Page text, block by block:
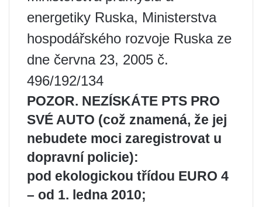
energetiky Ruska, Ministerstva
hospodářského rozvoje Ruska ze
dne června 23, 2005 č.
496/192/134
POZOR. NEZÍSKÁTE PTS PRO
SVÉ AUTO (což znamená, že jej
nebudete moci zaregistrovat u
dopravní policie):
pod ekologickou třídou EURO 4
– od 1. ledna 2010;